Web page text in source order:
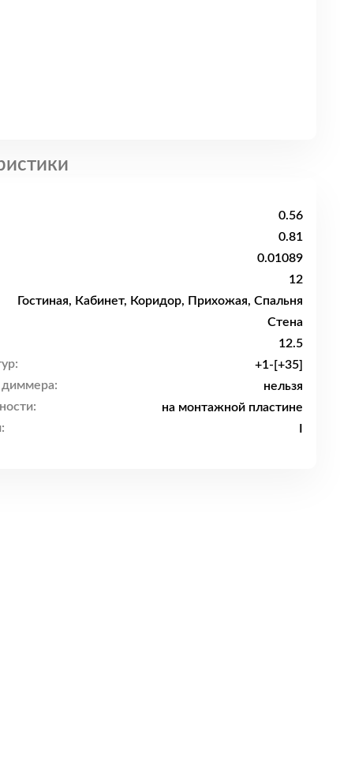
0.56
0.81
0.01089
12
Гостиная, Кабинет, Коридор, Прихожая, Спальня
Стена
12.5
+1-[+35]
нельзя
на монтажной пластине
I